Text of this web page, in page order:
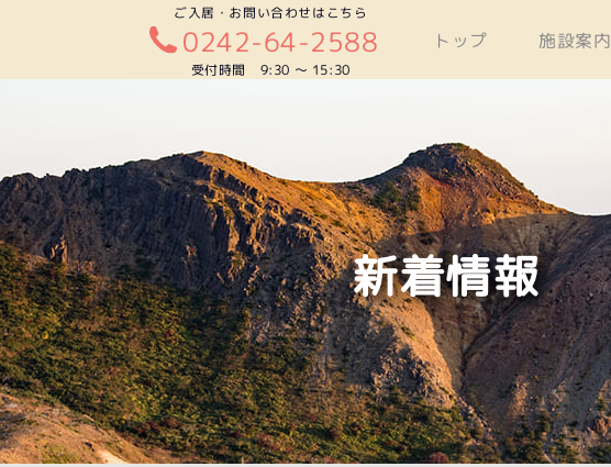
ご入居・お問い合わせはこちら
0242-64-2588
受付時間 9:30 〜 15:30
トップ 施設案内
新着情報